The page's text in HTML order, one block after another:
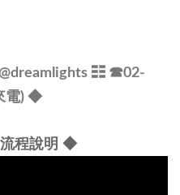
@dreamlights ☷ ☎02-
電) ◆
程說明 ◆